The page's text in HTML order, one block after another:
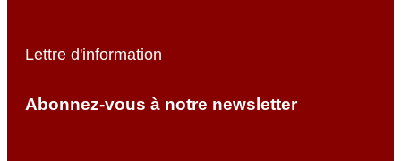
Lettre d'information
Abonnez-vous à notre newsletter